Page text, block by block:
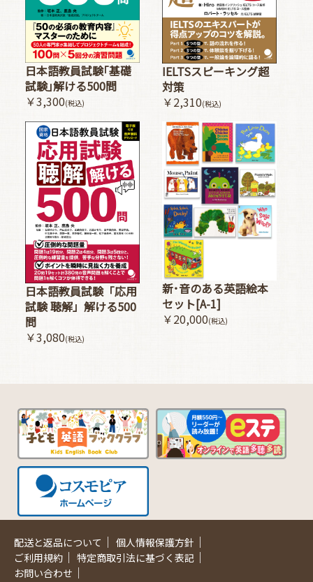
日本語教員試験｢基礎
試験｣解ける500問
￥3,300(税込)
IELTSスピーキング超
対策
￥2,310(税込)
日本語教員試験「応用
試験 聴解」解ける500
問
￥3,080(税込)
新･音のある英語絵本
セット[A-1]
￥20,000(税込)
配送と返品について ｜ 個人情報保護方針 ｜
ご利用規約 ｜ 特定商取引法に基づく表記 ｜
お問い合わせ ｜